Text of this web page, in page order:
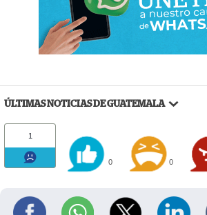
ÚLTIMAS NOTICIAS DE GUATEMALA
1
0 0